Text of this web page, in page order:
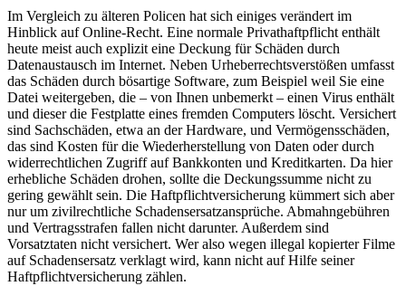
Im Vergleich zu älteren Policen hat sich einiges verändert im
Hinblick auf Online-Recht. Eine normale Privathaftpflicht enthält
heute meist auch explizit eine Deckung für Schäden durch
Datenaustausch im Internet. Neben Urheberrechtsverstößen umfasst
das Schäden durch bösartige Software, zum Beispiel weil Sie eine
Datei weitergeben, die – von Ihnen unbemerkt – einen Virus enthält
und dieser die Festplatte eines fremden Computers löscht. Versichert
sind Sachschäden, etwa an der Hardware, und Vermögensschäden,
das sind Kosten für die Wiederherstellung von Daten oder durch
widerrechtlichen Zugriff auf Bankkonten und Kreditkarten. Da hier
erhebliche Schäden drohen, sollte die Deckungssumme nicht zu
gering gewählt sein. Die Haftpflichtversicherung kümmert sich aber
nur um zivilrechtliche Schadensersatzansprüche. Abmahngebühren
und Vertragsstrafen fallen nicht darunter. Außerdem sind
Vorsatztaten nicht versichert. Wer also wegen illegal kopierter Filme
auf Schadensersatz verklagt wird, kann nicht auf Hilfe seiner
Haftpflichtversicherung zählen.